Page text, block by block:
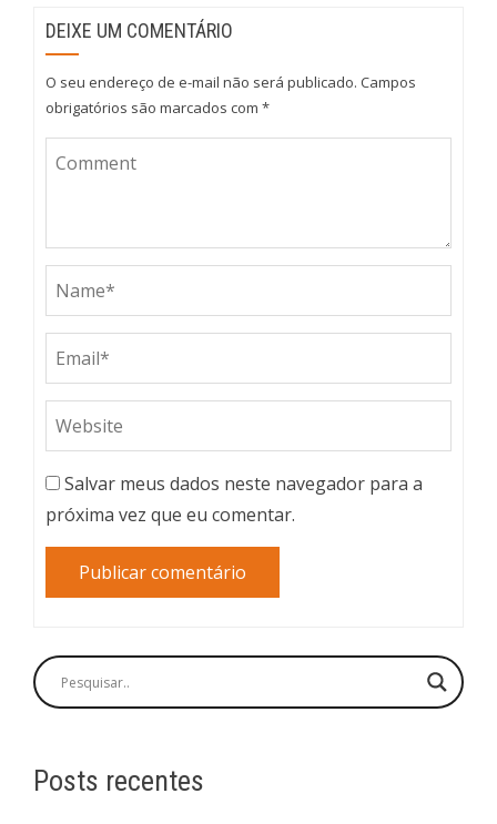
DEIXE UM COMENTÁRIO
O seu endereço de e-mail não será publicado. Campos
obrigatórios são marcados com *
Salvar meus dados neste navegador para a
próxima vez que eu comentar.
Posts recentes